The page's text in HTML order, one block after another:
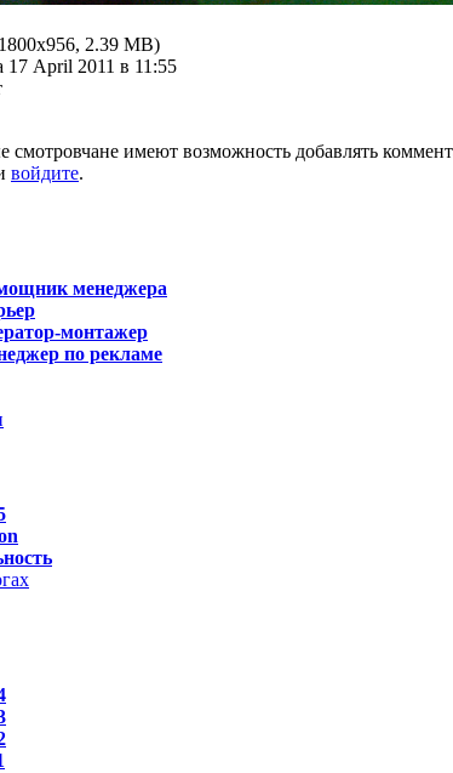
2.39 MB)
17 April 2011 в 11:55
смотровчане имеют возможность добавлять
войдите.
менеджера
монтажер
по рекламе